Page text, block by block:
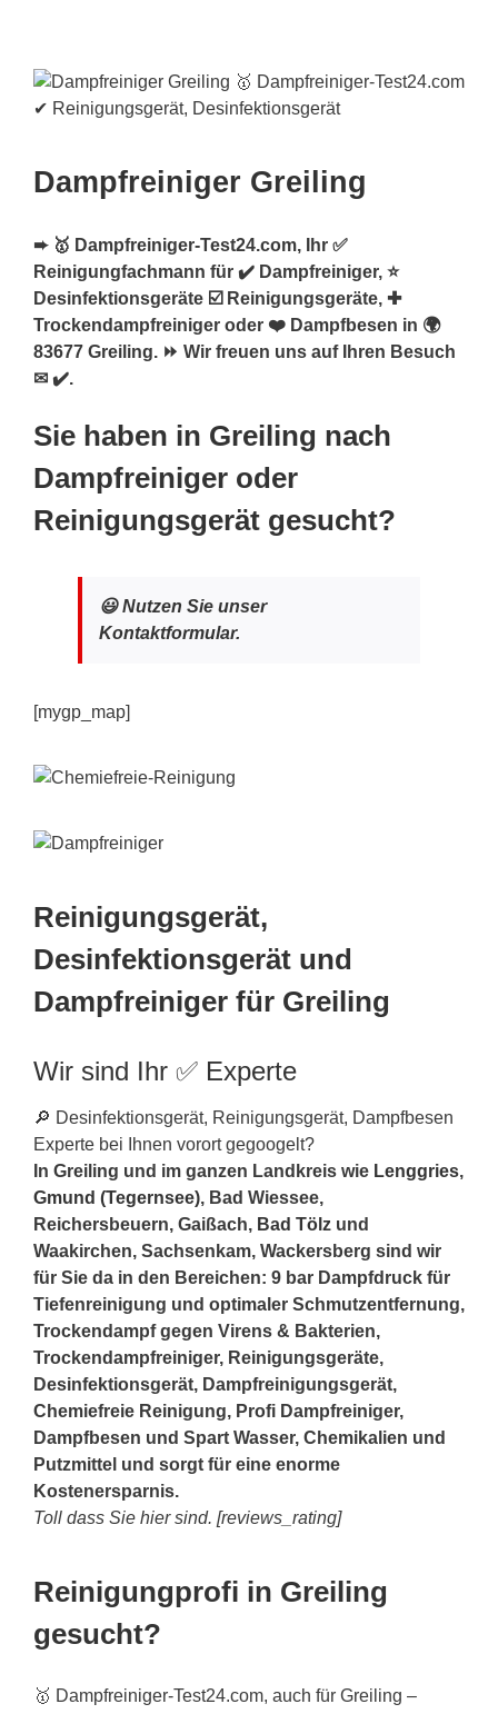
Dampfreiniger Greiling
➨ 🥇 Dampfreiniger-Test24.com, Ihr ✅
Reinigungfachmann für ✔️ Dampfreiniger, ⭐
Desinfektionsgeräte ☑️ Reinigungsgeräte, ✚
Trockendampfreiniger oder ❤️ Dampfbesen in 🌍
83677 Greiling. ⏩ Wir freuen uns auf Ihren Besuch
✉ ✔️.
Sie haben in Greiling nach
Dampfreiniger oder
Reinigungsgerät gesucht?
😃 Nutzen Sie unser
Kontaktformular.
[mygp_map]
Reinigungsgerät,
Desinfektionsgerät und
Dampfreiniger für Greiling
Wir sind Ihr ✅ Experte
🔎 Desinfektionsgerät, Reinigungsgerät, Dampfbesen
Experte bei Ihnen vorort gegoogelt?
In Greiling und im ganzen Landkreis wie Lenggries,
Gmund (Tegernsee), Bad Wiessee,
Reichersbeuern, Gaißach, Bad Tölz und
Waakirchen, Sachsenkam, Wackersberg sind wir
für Sie da in den Bereichen: 9 bar Dampfdruck für
Tiefenreinigung und optimaler Schmutzentfernung,
Trockendampf gegen Virens & Bakterien,
Trockendampfreiniger, Reinigungsgeräte,
Desinfektionsgerät, Dampfreinigungsgerät,
Chemiefreie Reinigung, Profi Dampfreiniger,
Dampfbesen und Spart Wasser, Chemikalien und
Putzmittel und sorgt für eine enorme
Kostenersparnis.
Toll dass Sie hier sind. [reviews_rating]
Reinigungprofi in Greiling
gesucht?
🥇 Dampfreiniger-Test24.com, auch für Greiling –